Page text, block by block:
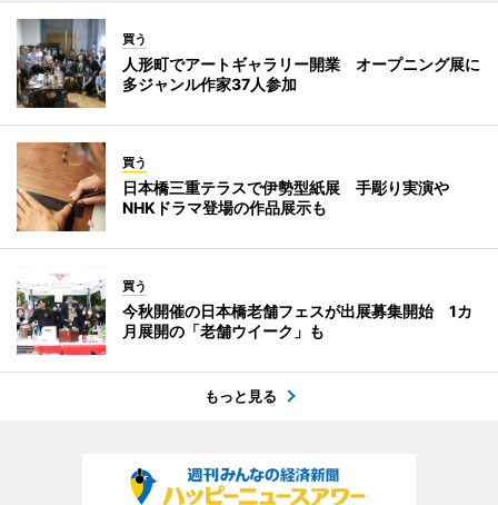
買う
人形町でアートギャラリー開業 オープニング展に
多ジャンル作家37人参加
買う
日本橋三重テラスで伊勢型紙展 手彫り実演や
NHKドラマ登場の作品展示も
買う
今秋開催の日本橋老舗フェスが出展募集開始 1カ
月展開の「老舗ウイーク」も
もっと見る